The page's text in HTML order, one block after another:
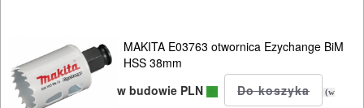
CIŚNIENIOWEMAKITA E03763 otwornica Ezychange BiM
HSS 38mm
w budowie PLN
(w